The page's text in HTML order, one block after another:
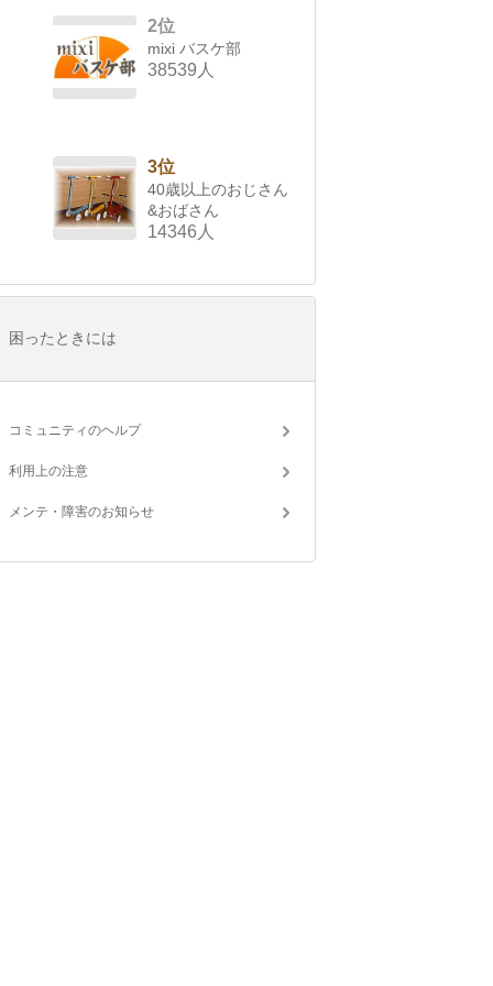
2位
mixi バスケ部
38539人
3位
40歳以上のおじさん
&おばさん
14346人
困ったときには
コミュニティのヘルプ
利用上の注意
メンテ・障害のお知らせ